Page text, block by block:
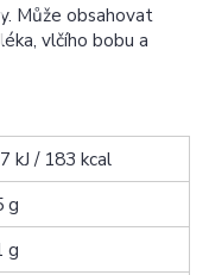
Může obsahovat
vlčího bobu a
kJ / 183 kcal
g
g